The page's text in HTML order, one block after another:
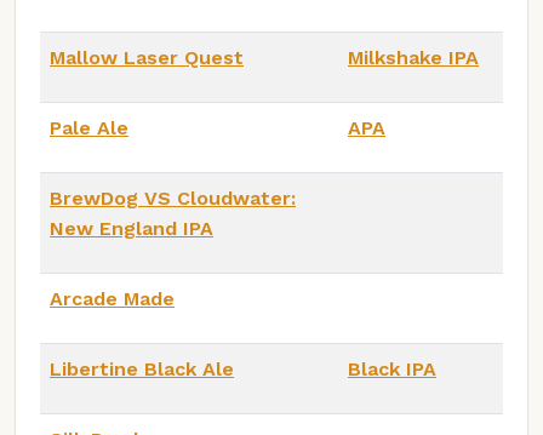
Mallow Laser Quest Milkshake IPA
Pale Ale APA
BrewDog VS Cloudwater:
New England IPA
Arcade Made
Libertine Black Ale Black IPA